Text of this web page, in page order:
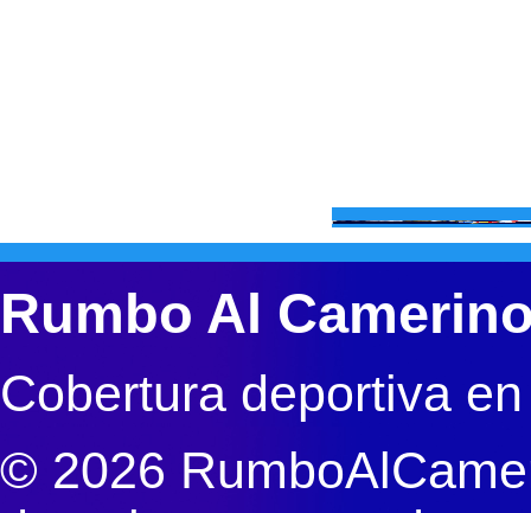
Rumbo Al
Cobertura deportiva
© 2026